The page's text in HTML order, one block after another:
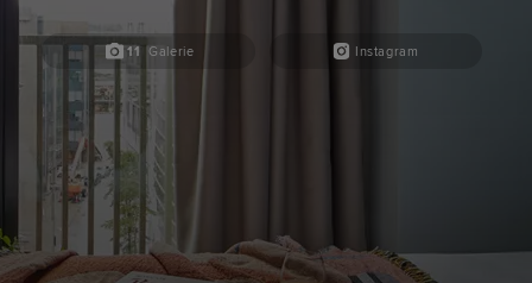
11 Galerie Instagram